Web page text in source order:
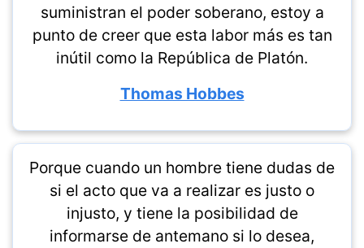
suministran el poder soberano, estoy a
punto de creer que esta labor más es tan
inútil como la República de Platón.
Thomas Hobbes
Porque cuando un hombre tiene dudas de
si el acto que va a realizar es justo o
injusto, y tiene la posibilidad de
informarse de antemano si lo desea,